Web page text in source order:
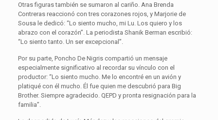
Otras figuras también se sumaron al cariño. Ana Brenda
Contreras reaccionó con tres corazones rojos, y Marjorie de
Sousa le dedicó: “Lo siento mucho, mi Lu. Los quiero y los
abrazo con el corazón”. La periodista Shanik Berman escribió:
“Lo siento tanto. Un ser excepcional”.
Por su parte, Poncho De Nigris compartió un mensaje
especialmente significativo al recordar su vínculo con el
productor: “Lo siento mucho. Me lo encontré en un avión y
platiqué con él mucho. Él fue quien me descubrió para Big
Brother. Siempre agradecido. QEPD y pronta resignación para la
familia”.